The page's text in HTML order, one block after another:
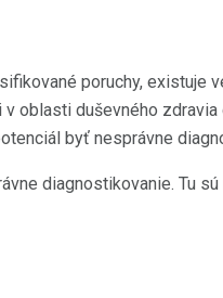
poruchy, existuje
oblasti duševného zdravia
byť nesprávne
diagnostikovanie. Tu